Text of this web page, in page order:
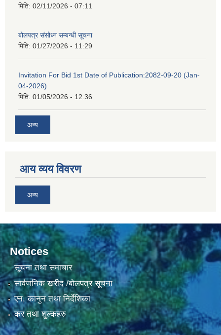
मिति: 02/11/2026 - 07:11
बोलपत्र संसोध्न सम्बन्धी सूचना
मिति: 01/27/2026 - 11:29
Invitation For Bid 1st Date of Publication:2082-09-20 (Jan-
04-2026)
मिति: 01/05/2026 - 12:36
अन्य
आय व्यय विवरण
अन्य
Notices
सूचना तथा समाचार
सार्वजनिक खरीद /बोलपत्र सूचना
एन, कानुन तथा निर्देशिका
कर तथा शुल्कहरु